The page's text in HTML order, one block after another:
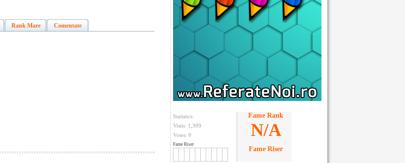
Statistics:
Visits: 1,309
Votes: 0
Fame Riser
Fame Rank
N/A
Fame Riser
Rank Mare Comentate